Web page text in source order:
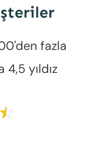
fazla
yıldız